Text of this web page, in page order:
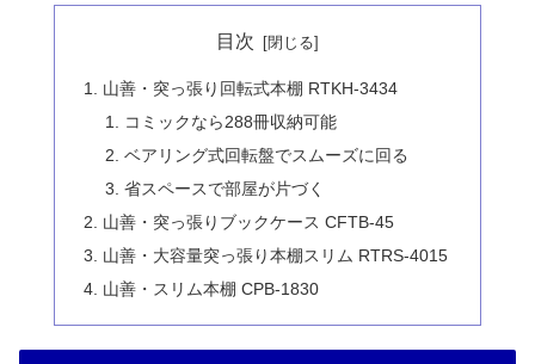
目次
山善・突っ張り回転式本棚 RTKH-3434
コミックなら288冊収納可能
ベアリング式回転盤でスムーズに回る
省スペースで部屋が片づく
山善・突っ張りブックケース CFTB-45
山善・大容量突っ張り本棚スリム RTRS-4015
山善・スリム本棚 CPB-1830